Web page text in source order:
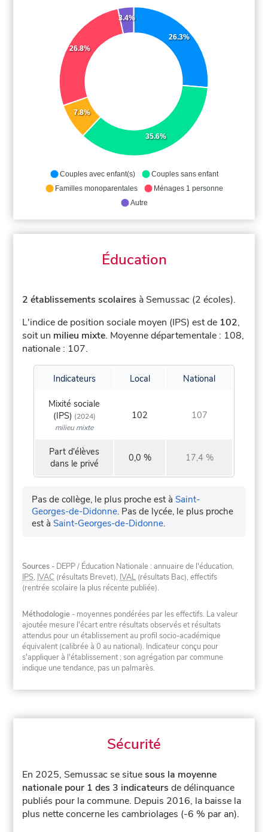
26.3%
35.6%
7.8%
26.8%
3.4%
Couples avec enfant(s)
Couples sans enfant
Familles monoparentales
Ménages 1 personne
Autre
Éducation
2 établissements scolaires à Semussac (2 écoles).
L'indice de position sociale moyen (IPS) est de 102,
soit un milieu mixte. Moyenne départementale : 108,
nationale : 107.
Indicateurs Local National
Mixité sociale
(IPS) (2024)
milieu mixte
102 107
Part d'élèves
dans le privé
0,0 % 17,4 %
Pas de collège, le plus proche est àSaint-
Georges-de-Didonne. Pas de lycée, le plus proche
est àSaint-Georges-de-Didonne.
Sources - DEPP / Éducation Nationale : annuaire de l'éducation,
IPS, IVAC (résultats Brevet), IVAL (résultats Bac), effectifs
(rentrée scolaire la plus récente publiée).
Méthodologie - moyennes pondérées par les effectifs. La valeur
ajoutée mesure l'écart entre résultats observés et résultats
attendus pour un établissement au profil socio-académique
équivalent (calibrée à 0 au national). Indicateur conçu pour
s'appliquer à l'établissement ; son agrégation par commune
indique une tendance, pas un palmarès.
Sécurité
En 2025, Semussac se situesous la moyenne
nationale pour 1 des 3 indicateurs de délinquance
publiés pour la commune. Depuis 2016, la baisse la
plus nette concerne les cambriolages (-6 % par an).